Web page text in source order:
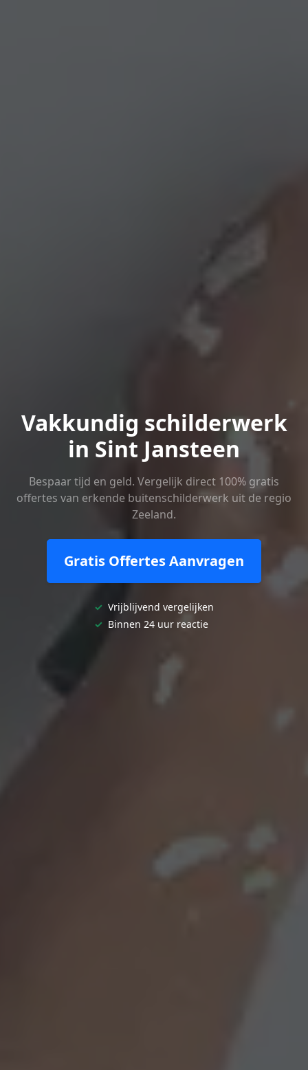
Vakkundig schilderwerk
in Sint Jansteen
Bespaar tijd en geld. Vergelijk direct 100% gratis
offertes van erkende buitenschilderwerk uit de regio
Zeeland.
Gratis Offertes Aanvragen
✓ Vrijblijvend vergelijken
✓ Binnen 24 uur reactie